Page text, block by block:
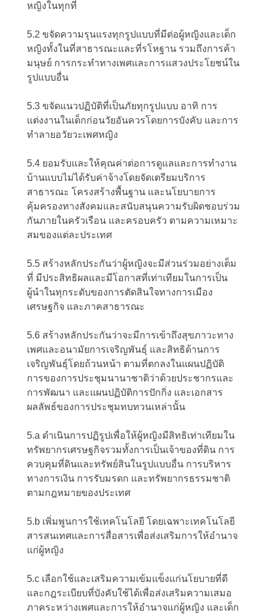
หญิงในทุกที่
5.2 ขจัดความรุนแรงทุกรูปแบบที่มีต่อผู้หญิงและเด็ก
หญิงทั้งในที่สาธารณะและที่รโหฐาน รวมถึงการค้า
มนุษย์ การกระทำทางเพศและการแสวงประโยชน์ใน
รูปแบบอื่น
5.3 ขจัดแนวปฏิบัติที่เป็นภัยทุกรูปแบบ อาทิ การ
แต่งงานในเด็กก่อนวัยอันควรโดยการบังคับ และการ
ทำลายอวัยวะเพศหญิง
5.4 ยอมรับและให้คุณค่าต่อการดูแลและการทำงาน
บ้านแบบไม่ได้รับค่าจ้างโดยจัดเตรียมบริการ
สาธารณะ โครงสร้างพื้นฐาน และนโยบายการ
คุ้มครองทางสังคมและสนับสนุนความรับผิดชอบร่วม
กันภายในครัวเรือน และครอบครัว ตามความเหมาะ
สมของแต่ละประเทศ
5.5 สร้างหลักประกันว่าผู้หญิงจะมีส่วนร่วมอย่างเต็ม
ที่ มีประสิทธิผลและมีโอกาสที่เท่าเทียมในการเป็น
ผู้นำในทุกระดับของการตัดสินใจทางการเมือง
เศรษฐกิจ และภาคสาธารณะ
5.6 สร้างหลักประกันว่าจะมีการเข้าถึงสุขภาวะทาง
เพศและอนามัยการเจริญพันธุ์ และสิทธิด้านการ
เจริญพันธุ์โดยถ้วนหน้า ตามที่ตกลงในแผนปฏิบัติ
การของการประชุมนานาชาติว่าด้วยประชากรและ
การพัฒนา และแผนปฏิบัติการปักกิ่ง และเอกสาร
ผลลัพธ์ของการประชุมทบทวนเหล่านั้น
5.a ดำเนินการปฏิรูปเพื่อให้ผู้หญิงมีสิทธิเท่าเทียมใน
ทรัพยากรเศรษฐกิจรวมทั้งการเป็นเจ้าของที่ดิน การ
ควบคุมที่ดินและทรัพย์สินในรูปแบบอื่น การบริหาร
ทางการเงิน การรับมรดก และทรัพยากรธรรมชาติ
ตามกฎหมายของประเทศ
5.b เพิ่มพูนการใช้เทคโนโลยี โดยเฉพาะเทคโนโลยี
สารสนเทศและการสื่อสารเพื่อส่งเสริมการให้อำนาจ
แก่ผู้หญิง
5.c เลือกใช้และเสริมความเข้มแข็งแก่นโยบายที่ดี
และกฎระเบียบที่บังคับใช้ได้เพื่อส่งเสริมความเสมอ
ภาคระหว่างเพศและการให้อำนาจแก่ผู้หญิง และเด็ก